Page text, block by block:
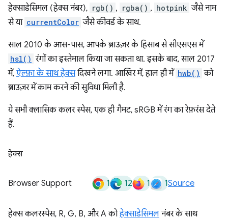
हेक्साडेसिमल (हेक्स नंबर), rgb() , rgba() , hotpink जैसे नाम
से या currentColor जैसे कीवर्ड के साथ.
साल 2010 के आस-पास, आपके ब्राउज़र के हिसाब से सीएसएस में
hsl() रंगों का इस्तेमाल किया जा सकता था. इसके बाद, साल 2017
में, ऐल्फ़ा के साथ हेक्सदिखने लगा. आखिर में, हाल ही में hwb() को
ब्राउज़र में काम करने की सुविधा मिली है.
ये सभी क्लासिक कलर स्पेस, एक ही गैमट, sRGB में रंग का रेफ़रंस देते
हैं.
हेक्स
Browser Support 1 12 1 1Source
हेक्स कलरस्पेस, R, G, B, और A कोहेक्साडेसिमल नंबर के साथ